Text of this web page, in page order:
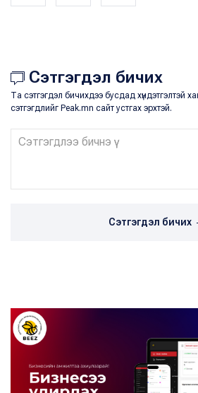
Сэтгэгдэл бичих
Та сэтгэгдэл бичихдээ бусдад хүндэтгэлтэй
сэтгэгдлийг Peak.mn сайт устгах эрхтэй.
Сэтгэгдэл бичих